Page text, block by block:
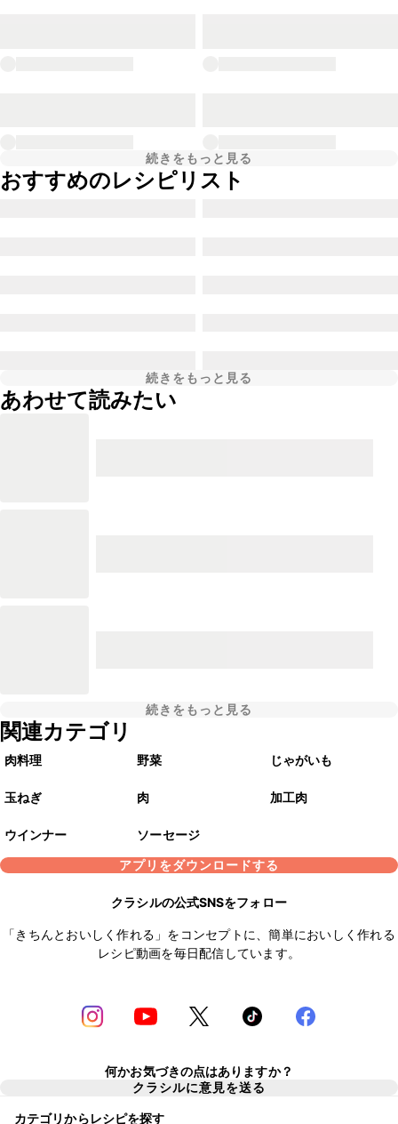
続きをもっと見る
おすすめのレシピリスト
続きをもっと見る
あわせて読みたい
続きをもっと見る
関連カテゴリ
肉料理 野菜 じゃがいも
玉ねぎ 肉 加工肉
ウインナー
ソーセージ
アプリをダウンロードする
クラシルの公式SNSをフォロー
「きちんとおいしく作れる」をコンセプトに、簡単においしく作れる
レシピ動画を毎日配信しています。
何かお気づきの点はありますか？
クラシルに意見を送る
カテゴリからレシピを探す